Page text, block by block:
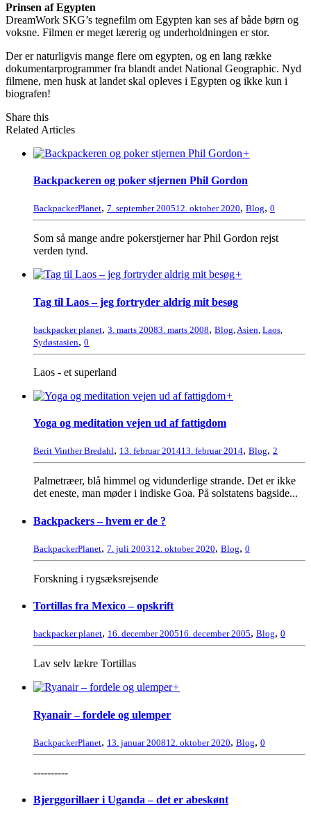
Prinsen af Egypten
DreamWork SKG’s tegnefilm om Egypten kan ses af både børn og
voksne. Filmen er meget lærerig og underholdningen er stor.
Der er naturligvis mange flere om egypten, og en lang række
dokumentarprogrammer fra blandt andet National Geographic. Nyd
filmene, men husk at landet skal opleves i Egypten og ikke kun i
biografen!
Share this
Related Articles
+
Backpackeren og poker stjernen Phil Gordon
BackpackerPlanet, 7. september 200512. oktober 2020, Blog, 0
Som så mange andre pokerstjerner har Phil Gordon rejst
verden tynd.
+
Tag til Laos – jeg fortryder aldrig mit besøg
backpacker planet, 3. marts 20083. marts 2008, Blog Asien Laos
Sydøstasien, 0
Laos - et superland
+
Yoga og meditation vejen ud af fattigdom
Berit Vinther Bredahl, 13. februar 201413. februar 2014, Blog, 2
Palmetræer, blå himmel og vidunderlige strande. Det er ikke
det eneste, man møder i indiske Goa. På solstatens bagside...
Backpackers – hvem er de ?
BackpackerPlanet, 7. juli 200312. oktober 2020, Blog, 0
Forskning i rygsæksrejsende
Tortillas fra Mexico – opskrift
backpacker planet, 16. december 200516. december 2005, Blog, 0
Lav selv lækre Tortillas
+
Ryanair – fordele og ulemper
BackpackerPlanet, 13. januar 200812. oktober 2020, Blog, 0
----------
Bjerggorillaer i Uganda – det er abeskønt